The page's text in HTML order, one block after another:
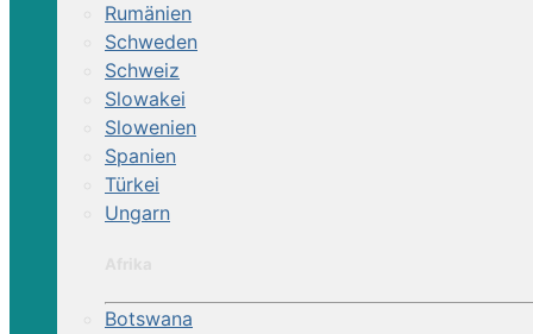
Rumänien
Schweden
Schweiz
Slowakei
Slowenien
Spanien
Türkei
Ungarn
Botswana